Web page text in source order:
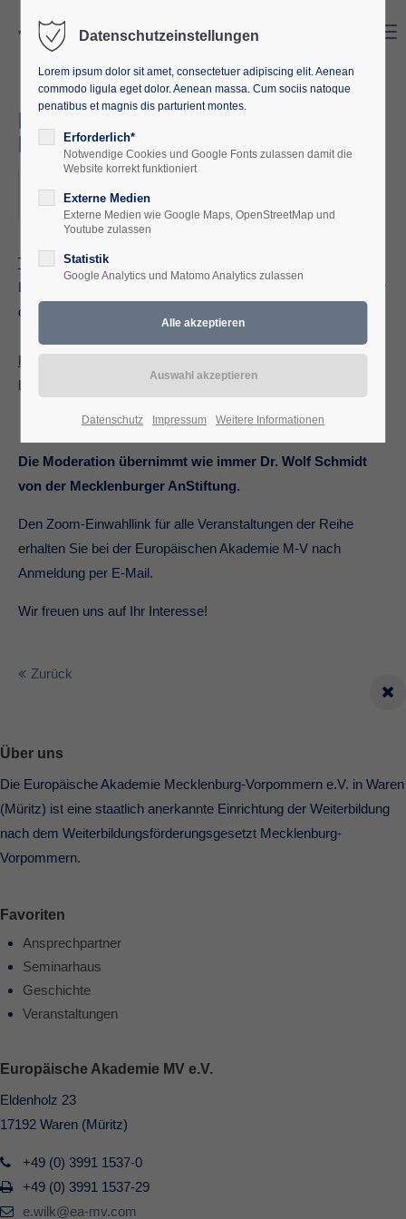
Neue Ländlichkeit: Aufbrüche -
Ideen - Reflexionen 2025
ORT: ONLINE
Thema: Zwischen Gemeinschaftssinn und
Interessenvertretung - Die LandFrauen als organisierter Akteur
des ländlichen Raums
Referentin:
Ursula Pöhlig, Mitglied des Präsidiums, Deutscher
LandFrauenverband e.V.
Die Moderation übernimmt wie immer Dr. Wolf Schmidt
von der Mecklenburger AnStiftung.
Den Zoom-Einwahllink für alle Veranstaltungen der Reihe
erhalten Sie bei der Europäischen Akademie M-V nach
Anmeldung per E-Mail.
Wir freuen uns auf Ihr Interesse!
Zurück
Datenschutzeinstellungen
Lorem ipsum dolor sit amet, consectetuer adipiscing elit. Aenean
commodo ligula eget dolor. Aenean massa. Cum sociis natoque
penatibus et magnis dis parturient montes.
Erforderlich*
Notwendige Cookies und Google Fonts zulassen damit die
Website korrekt funktioniert
Externe Medien
Externe Medien wie Google Maps, OpenStreetMap und
Youtube zulassen
Statistik
Google Analytics und Matomo Analytics zulassen
Datenschutz Impressum Weitere Informationen
Über uns
Die Europäische Akademie Mecklenburg-Vorpommern e.V. in Waren
(Müritz) ist eine staatlich anerkannte Einrichtung der Weiterbildung
nach dem Weiterbildungsförderungsgesetzt Mecklenburg-
Vorpommern.
Favoriten
Ansprechpartner
Seminarhaus
Geschichte
Veranstaltungen
Europäische Akademie MV e.V.
Eldenholz 23
17192 Waren (Müritz)
+49 (0) 3991 1537-0
+49 (0) 3991 1537-29
e.wilk@ea-mv.com